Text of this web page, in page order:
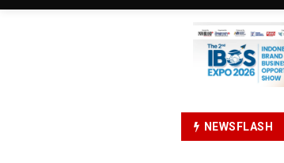
NEWSFLASH